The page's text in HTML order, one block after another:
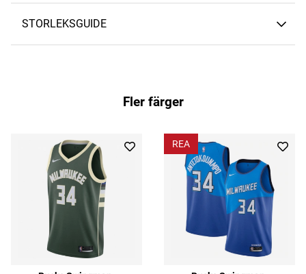
STORLEKSGUIDE
Fler färger
REA